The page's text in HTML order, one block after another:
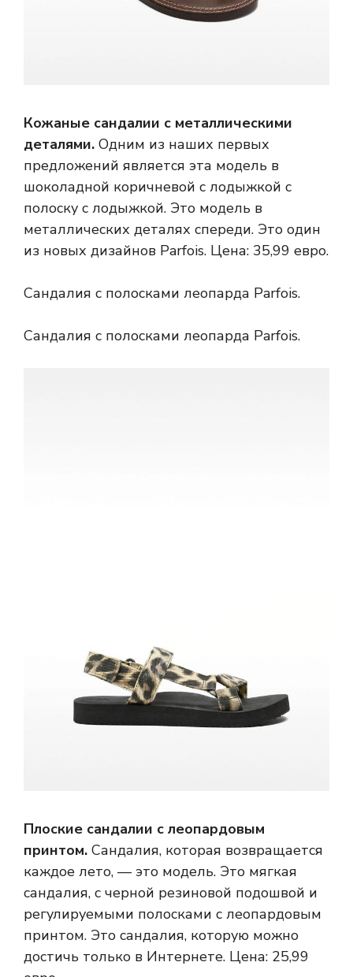
Кожаные сандалии с металлическими
деталями. Одним из наших первых
предложений является эта модель в
шоколадной коричневой с лодыжкой с
полоску с лодыжкой. Это модель в
металлических деталях спереди. Это один
из новых дизайнов Parfois. Цена: 35,99 евро.
Сандалия с полосками леопарда Parfois.
Сандалия с полосками леопарда Parfois.
Плоские сандалии с леопардовым
принтом. Сандалия, которая возвращается
каждое лето, — это модель. Это мягкая
сандалия, с черной резиновой подошвой и
регулируемыми полосками с леопардовым
принтом. Это сандалия, которую можно
достичь только в Интернете. Цена: 25,99